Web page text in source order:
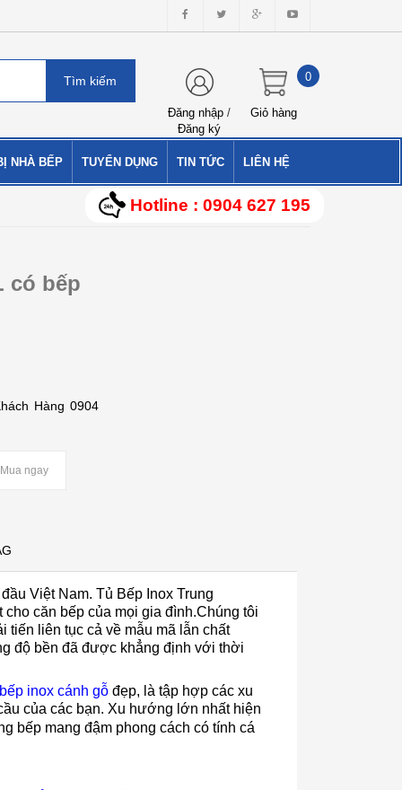
Đăng nhập /
Đăng ký
Giỏ hàng
0
NHÀ BẾP TUYỂN DỤNG TIN TỨC LIÊN HỆ
Hotline : 0904 627 195
có bếp
Hàng 0904
ngay
Việt Nam. Tủ Bếp Inox Trung
căn bếp của mọi gia đình.Chúng tôi
liên tục cả về mẫu mã lẫn chất
độ bền đã được khẳng định với thời
inox cánh gỗ đẹp, là tập hợp các xu
của các bạn. Xu hướng lớn nhất hiện
bếp mang đậm phong cách có tính cá